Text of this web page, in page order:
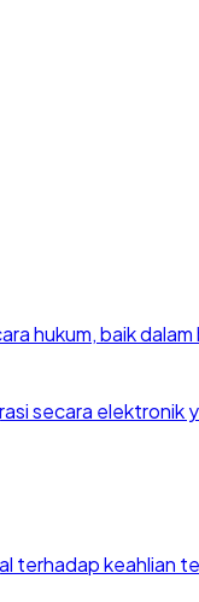
hukum, baik
secara elektronik
keahlian